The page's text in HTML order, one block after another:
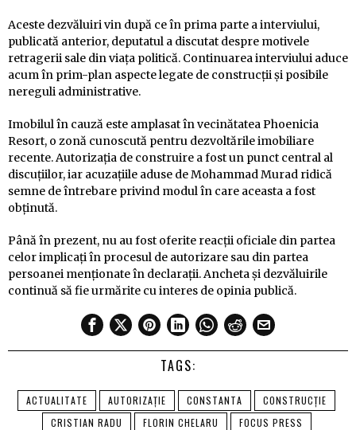
Aceste dezvăluiri vin după ce în prima parte a interviului,
publicată anterior, deputatul a discutat despre motivele
retragerii sale din viața politică. Continuarea interviului aduce
acum în prim-plan aspecte legate de construcții și posibile
nereguli administrative.
Imobilul în cauză este amplasat în vecinătatea Phoenicia
Resort, o zonă cunoscută pentru dezvoltările imobiliare
recente. Autorizația de construire a fost un punct central al
discuțiilor, iar acuzațiile aduse de Mohammad Murad ridică
semne de întrebare privind modul în care aceasta a fost
obținută.
Până în prezent, nu au fost oferite reacții oficiale din partea
celor implicați în procesul de autorizare sau din partea
persoanei menționate în declarații. Ancheta și dezvăluirile
continuă să fie urmărite cu interes de opinia publică.
TAGS:
ACTUALITATE AUTORIZAȚIE CONSTANTA
CONSTRUCȚIE
CRISTIAN RADU
FLORIN CHELARU
FOCUS PRESS